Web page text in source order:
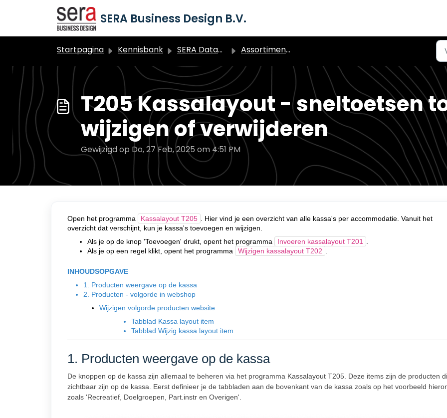
Doorgaan naar hoofdinhoud
SERA Business Design B.V.
Startpagina Kennisbank SERA Dataduiker Backoffice Assortiment (producten)
T205 Kassalayout - sneltoetsen
wijzigen of verwijderen
Gewijzigd op Do, 27 Feb, 2025 om 4:51 PM
Open het programma Kassalayout T205
. Hier vind je een overzicht van alle kassa's per accommodatie. Vanuit het
overzicht dat verschijnt, kun je kassa's toevoegen en wijzigen.
Als je op de knop 'Toevoegen' drukt, opent het programma
Invoeren kassalayout T201
Als je op een regel klikt, opent het programma
Wijzigen kassalayout T202
INHOUDSOPGAVE
1. Producten weergave op de kassa
2. Producten - volgorde in webshop
Wijzigen volgorde producten website
Tabblad Kassa layout item
Tabblad Wijzig kassa layout item
1. Producten weergave op de kassa
De knoppen op de kassa zijn allemaal te beheren via het programma Kassalayout T205. Deze items zijn de producten
zichtbaar zijn op de kassa. Eerst definieer je de tabbladen aan de bovenkant van de kassa zoals op het voorbeeld
zoals 'Recreatief, Doelgroepen, Part.instr en Overigen'.